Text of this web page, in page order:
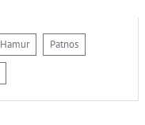
Hamur Patnos